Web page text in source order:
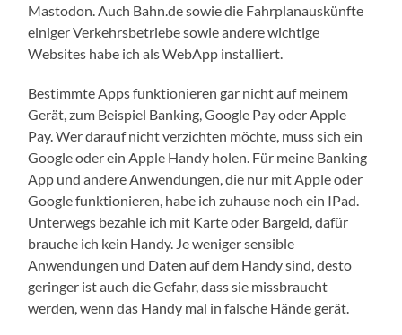
Mastodon. Auch Bahn.de sowie die Fahrplanauskünfte
einiger Verkehrsbetriebe sowie andere wichtige
Websites habe ich als WebApp installiert.
Bestimmte Apps funktionieren gar nicht auf meinem
Gerät, zum Beispiel Banking, Google Pay oder Apple
Pay. Wer darauf nicht verzichten möchte, muss sich ein
Google oder ein Apple Handy holen. Für meine Banking
App und andere Anwendungen, die nur mit Apple oder
Google funktionieren, habe ich zuhause noch ein IPad.
Unterwegs bezahle ich mit Karte oder Bargeld, dafür
brauche ich kein Handy. Je weniger sensible
Anwendungen und Daten auf dem Handy sind, desto
geringer ist auch die Gefahr, dass sie missbraucht
werden, wenn das Handy mal in falsche Hände gerät.